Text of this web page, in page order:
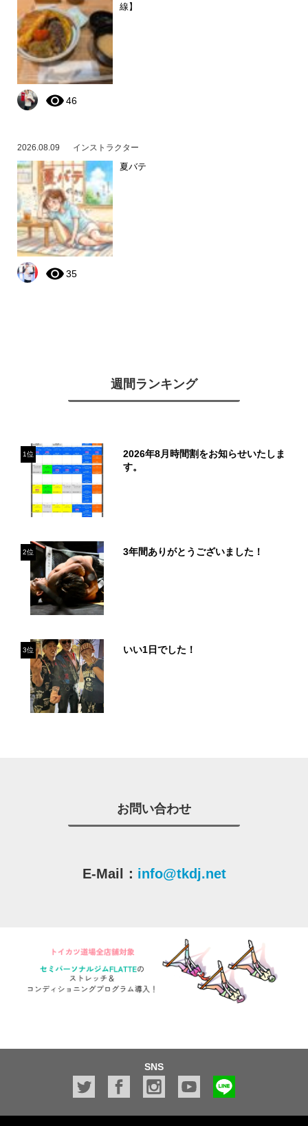
線】
46
2026.08.09 インストラクター
夏バテ
35
週間ランキング
1位
2026年8月時間割をお知らせいたしま
す。
2位 3年間ありがとうございました！
3位 いい1日でした！
お問い合わせ
E-Mail： info@tkdj.net
SNS